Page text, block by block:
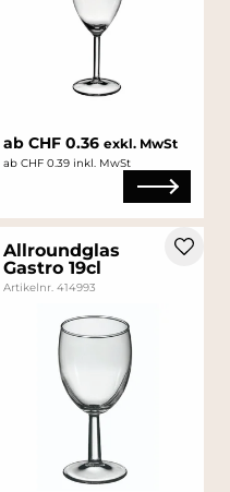
ab CHF 0.36 exkl. MwSt
ab CHF 0.39 inkl. MwSt
Allroundglas
Gastro 19cl
Artikelnr. 414993